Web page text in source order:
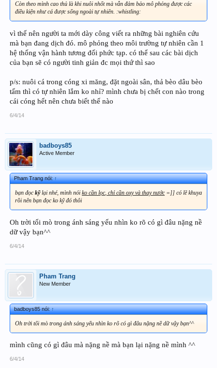
Còn theo mình cao thủ là khi nuôi nhốt mà vẫn đảm bảo mô phỏng được các
điều kiện như cá được sống ngoài tự nhiên. :whistling:
vì thế nên người ta mới dày công viết ra những bài nghiên cứu
mà bạn đang dịch đó. mô phỏng theo môi trường tự nhiên cần 1
hệ thống vận hành tương đối phức tạp. có thể sau các bài dịch
của bạn sẽ có người tinh giản đc mọi thứ thì sao
p/s: nuôi cá trong cóng xi măng, đặt ngoài sân, thả bèo dâu bèo
tấm thì có tự nhiên lắm ko nhỉ? mình chưa bị chết con nào trong
cái cóng hết nên chưa biết thế nào
6/4/14
badboys85
Active Member
Pham Trang nói:↑
bạn đọckỹlại nhé, mình nói ko cần lọc, chỉ cần oxy và thay nước=]] có lẽ khuya
rồi nên bạn đọc ko kỹ đó thôi
Oh trời tối mò trong ánh sáng yếu nhìn ko rõ có gì đâu nặng nề
dữ vậy bạn^^
6/4/14
Pham Trang
New Member
badboys85 nói:↑
Oh trời tối mò trong ánh sáng yếu nhìn ko rõ có gì đâu nặng nề dữ vậy bạn^^
mình cũng có gì đâu mà nặng nề mà bạn lại nặng nề mình ^^
6/4/14